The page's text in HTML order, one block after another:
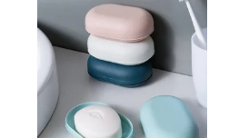
variations.
Les
options
peuvent
être
choisies